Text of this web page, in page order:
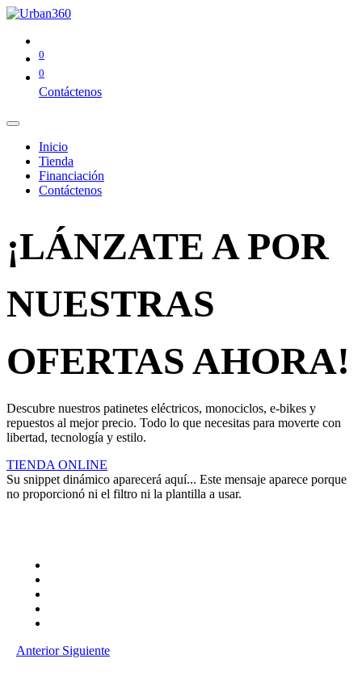
0
0
Contáctenos
Inicio
Tienda
Financiación
Contáctenos
¡LÁNZATE A POR
NUESTRAS
OFERTAS AHORA!
Descubre nuestros patinetes eléctricos, monociclos, e-bikes y
repuestos al mejor precio. Todo lo que necesitas para moverte con
libertad, tecnología y estilo.
TIENDA ONLINE
Su snippet dinámico aparecerá aquí... Este mensaje aparece porque
no proporcionó ni el filtro ni la plantilla a usar.
Anterior Siguiente